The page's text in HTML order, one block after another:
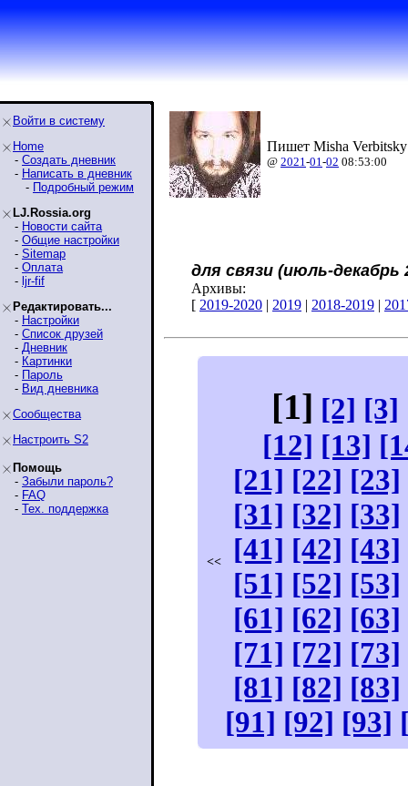
Войти в систему
Home
- Создать дневник
- Написать в дневник
- Подробный режим
LJ.Rossia.org
- Новости сайта
- Общие настройки
- Sitemap
- Оплата
- ljr-fif
Редактировать...
- Настройки
- Список друзей
- Дневник
- Картинки
- Пароль
- Вид дневника
Сообщества
Настроить S2
Помощь
- Забыли пароль?
- FAQ
- Тех. поддержка
Пишет Misha
@ 2021-01-02 08:53:00
для связи (июль-декабрь
Архивы:
[ 2019-2020 | 2019 | 2018-2019 |
<<
[1] [2] [3]
[12] [13]
[21] [22] [23]
[31] [32] [33]
[41] [42] [43]
[51] [52] [53]
[61] [62] [63]
[71] [72] [73]
[81] [82] [83]
[91] [92] [93]